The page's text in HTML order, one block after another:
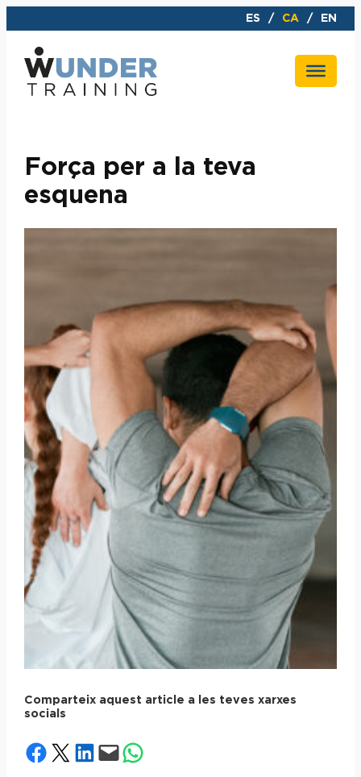
al
contingut
ES CA EN
Força per a la teva
esquena
Comparteix aquest article a les teves xarxes
socials
Share on Facebook
Share on X Share on LinkedIn
Email this PageShare on WhatsApp